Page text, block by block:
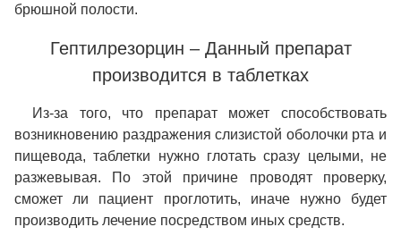
брюшной полости.
Гептилрезорцин – Данный препарат
производится в таблетках
Из-за того, что препарат может способствовать
возникновению раздражения слизистой оболочки рта и
пищевода, таблетки нужно глотать сразу целыми, не
разжевывая. По этой причине проводят проверку,
сможет ли пациент проглотить, иначе нужно будет
производить лечение посредством иных средств.